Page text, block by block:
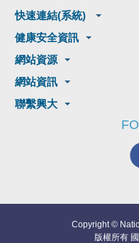
快速連結(系統)
健康安全資訊
網站資源
網站資訊
聯繫興大
Copyright ©
版權所有